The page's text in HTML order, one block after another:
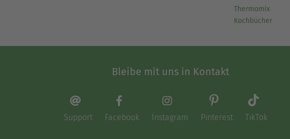
Thermomix
Kochbücher
Bleibe mit uns in Kontakt
Support Facebook Instagram Pinterest TikTok